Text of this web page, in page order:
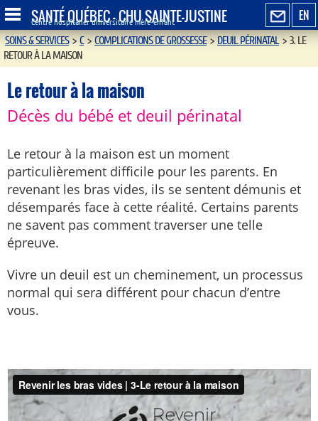
EN
SANTÉ QUÉBEC - CHU SAINTE-JUSTINE
Centre hospitalier universitaire mère-enfant
SOINS & SERVICES>C>COMPLICATIONS DE GROSSESSE>DEUIL PÉRINATAL>3. LE
RETOUR À LA MAISON
Le retour à la maison
Décès du bébé et deuil périnatal
Le retour à la maison est un moment
particulièrement difficile pour les parents. En
revenant les bras vides, ils se sentent démunis et
désemparés face à cette réalité. Certains parents
ne savent pas comment traverser une telle
épreuve.
Vivre un deuil est un cheminement, un processus
normal qui sera différent pour chacun d’entre
vous.